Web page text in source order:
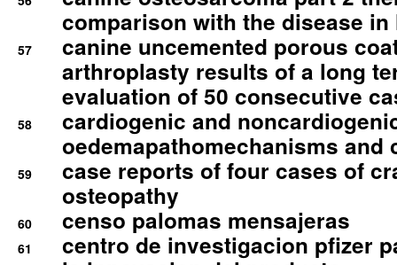
comparison with the disease in
57
canine uncemented porous
arthroplasty results of a long
evaluation of 50 consecutive
58
cardiogenic and
oedemapathomechanisms and
59
case reports of four cases of
osteopathy
60 censo palomas mensajeras
61
centro de investigacion pfizer